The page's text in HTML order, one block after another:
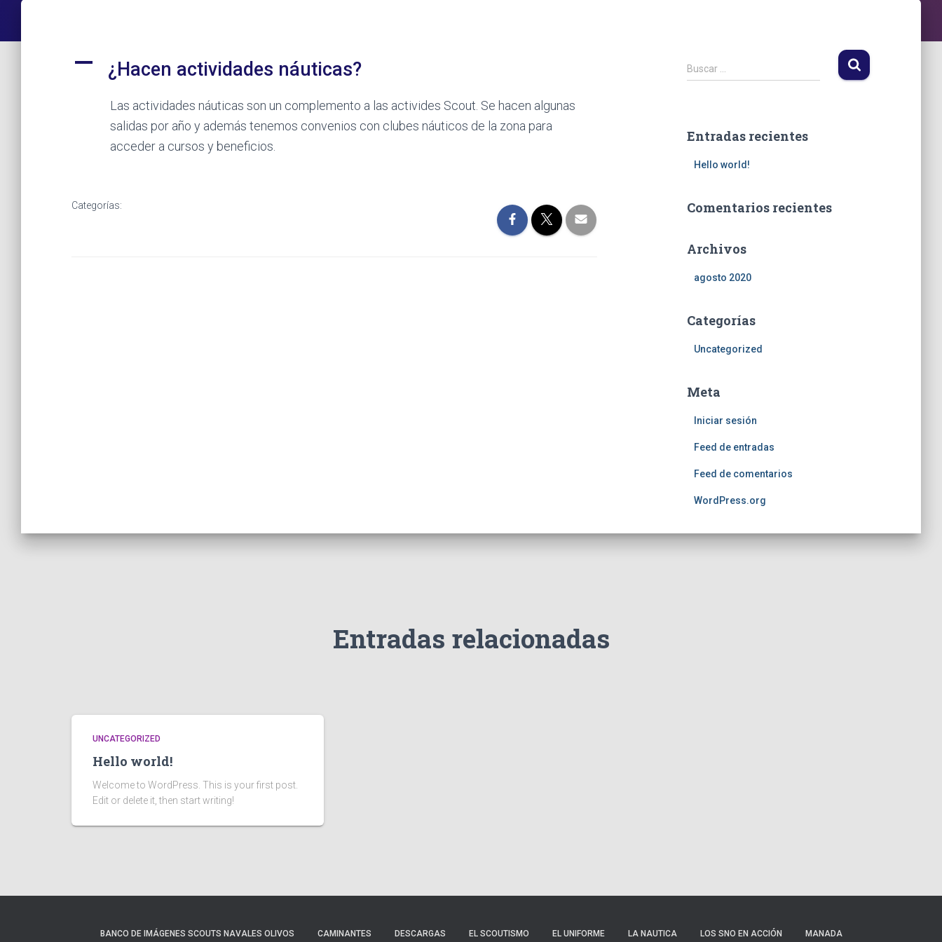
A ¿Hacen actividades náuticas?
Las actividades náuticas son un complemento a las activides Scout. Se hacen algunas
salidas por año y además tenemos convenios con clubes náuticos de la zona para
acceder a cursos y beneficios.
Categorías:
B
u
r
Buscar …
Entradas recientes
Hello world!
Comentarios recientes
Archivos
agosto 2020
Categorías
Uncategorized
Meta
Iniciar sesión
Feed de entradas
Feed de comentarios
WordPress.org
Entradas relacionadas
UNCATEGORIZED
Hello world!
Welcome to WordPress. This is your first post.
Edit or delete it, then start writing!
BANCO DE IMÁGENES SCOUTS NAVALES OLIVOS CAMINANTES DESCARGAS EL SCOUTISMO EL UNIFORME LA NAUTICA LOS SNO EN ACCIÓN MANADA